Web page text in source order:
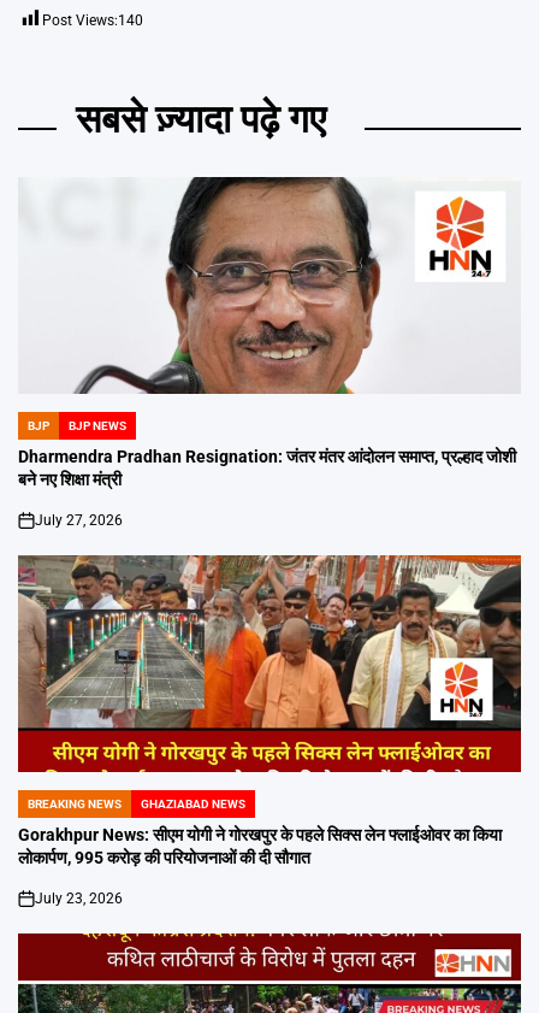
Post Views:140
सबसे ज़्यादा पढ़े गए
POSTED
IN
BJP BJP NEWS
Dharmendra Pradhan Resignation: जंतर मंतर आंदोलन समाप्त, प्रल्हाद जोशी
बने नए शिक्षा मंत्री
on
July 27, 2026
POSTED
IN
BREAKING NEWS GHAZIABAD NEWS
Gorakhpur News: सीएम योगी ने गोरखपुर के पहले सिक्स लेन फ्लाईओवर का किया
लोकार्पण, 995 करोड़ की परियोजनाओं की दी सौगात
on
July 23, 2026